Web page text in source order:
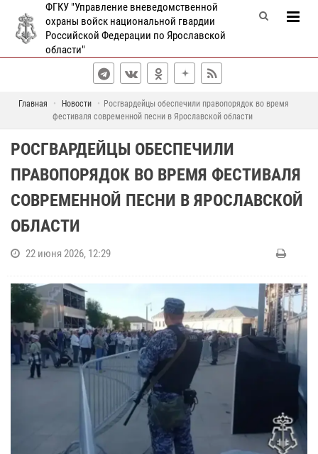
ФГКУ "Управление вневедомственной
охраны войск национальной гвардии
Российской Федерации по Ярославской
области"
Главная Новости
Росгвардейцы обеспечили правопорядок во время
фестиваля современной песни в Ярославской области
РОСГВАРДЕЙЦЫ ОБЕСПЕЧИЛИ
ПРАВОПОРЯДОК ВО ВРЕМЯ ФЕСТИВАЛЯ
СОВРЕМЕННОЙ ПЕСНИ В ЯРОСЛАВСКОЙ
ОБЛАСТИ
22 июня 2026, 12:29